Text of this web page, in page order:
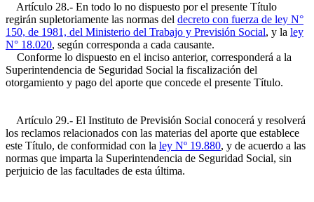
Artículo 28.- En todo lo no dispuesto por el presente Título
regirán supletoriamente las normas del decreto con fuerza de ley N°
150, de 1981, del Ministerio del Trabajo y Previsión Social, y la ley
N° 18.020, según corresponda a cada causante.
Conforme lo dispuesto en el inciso anterior, corresponderá a la
Superintendencia de Seguridad Social la fiscalización del
otorgamiento y pago del aporte que concede el presente Título.
Artículo 29.- El Instituto de Previsión Social conocerá y resolverá
los reclamos relacionados con las materias del aporte que establece
este Título, de conformidad con la ley Nº 19.880, y de acuerdo a las
normas que imparta la Superintendencia de Seguridad Social, sin
perjuicio de las facultades de esta última.